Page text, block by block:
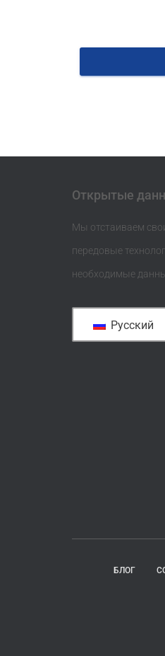
Открытые
Мы отстаиваем
передовые
необходимые
Русский
БЛОГ